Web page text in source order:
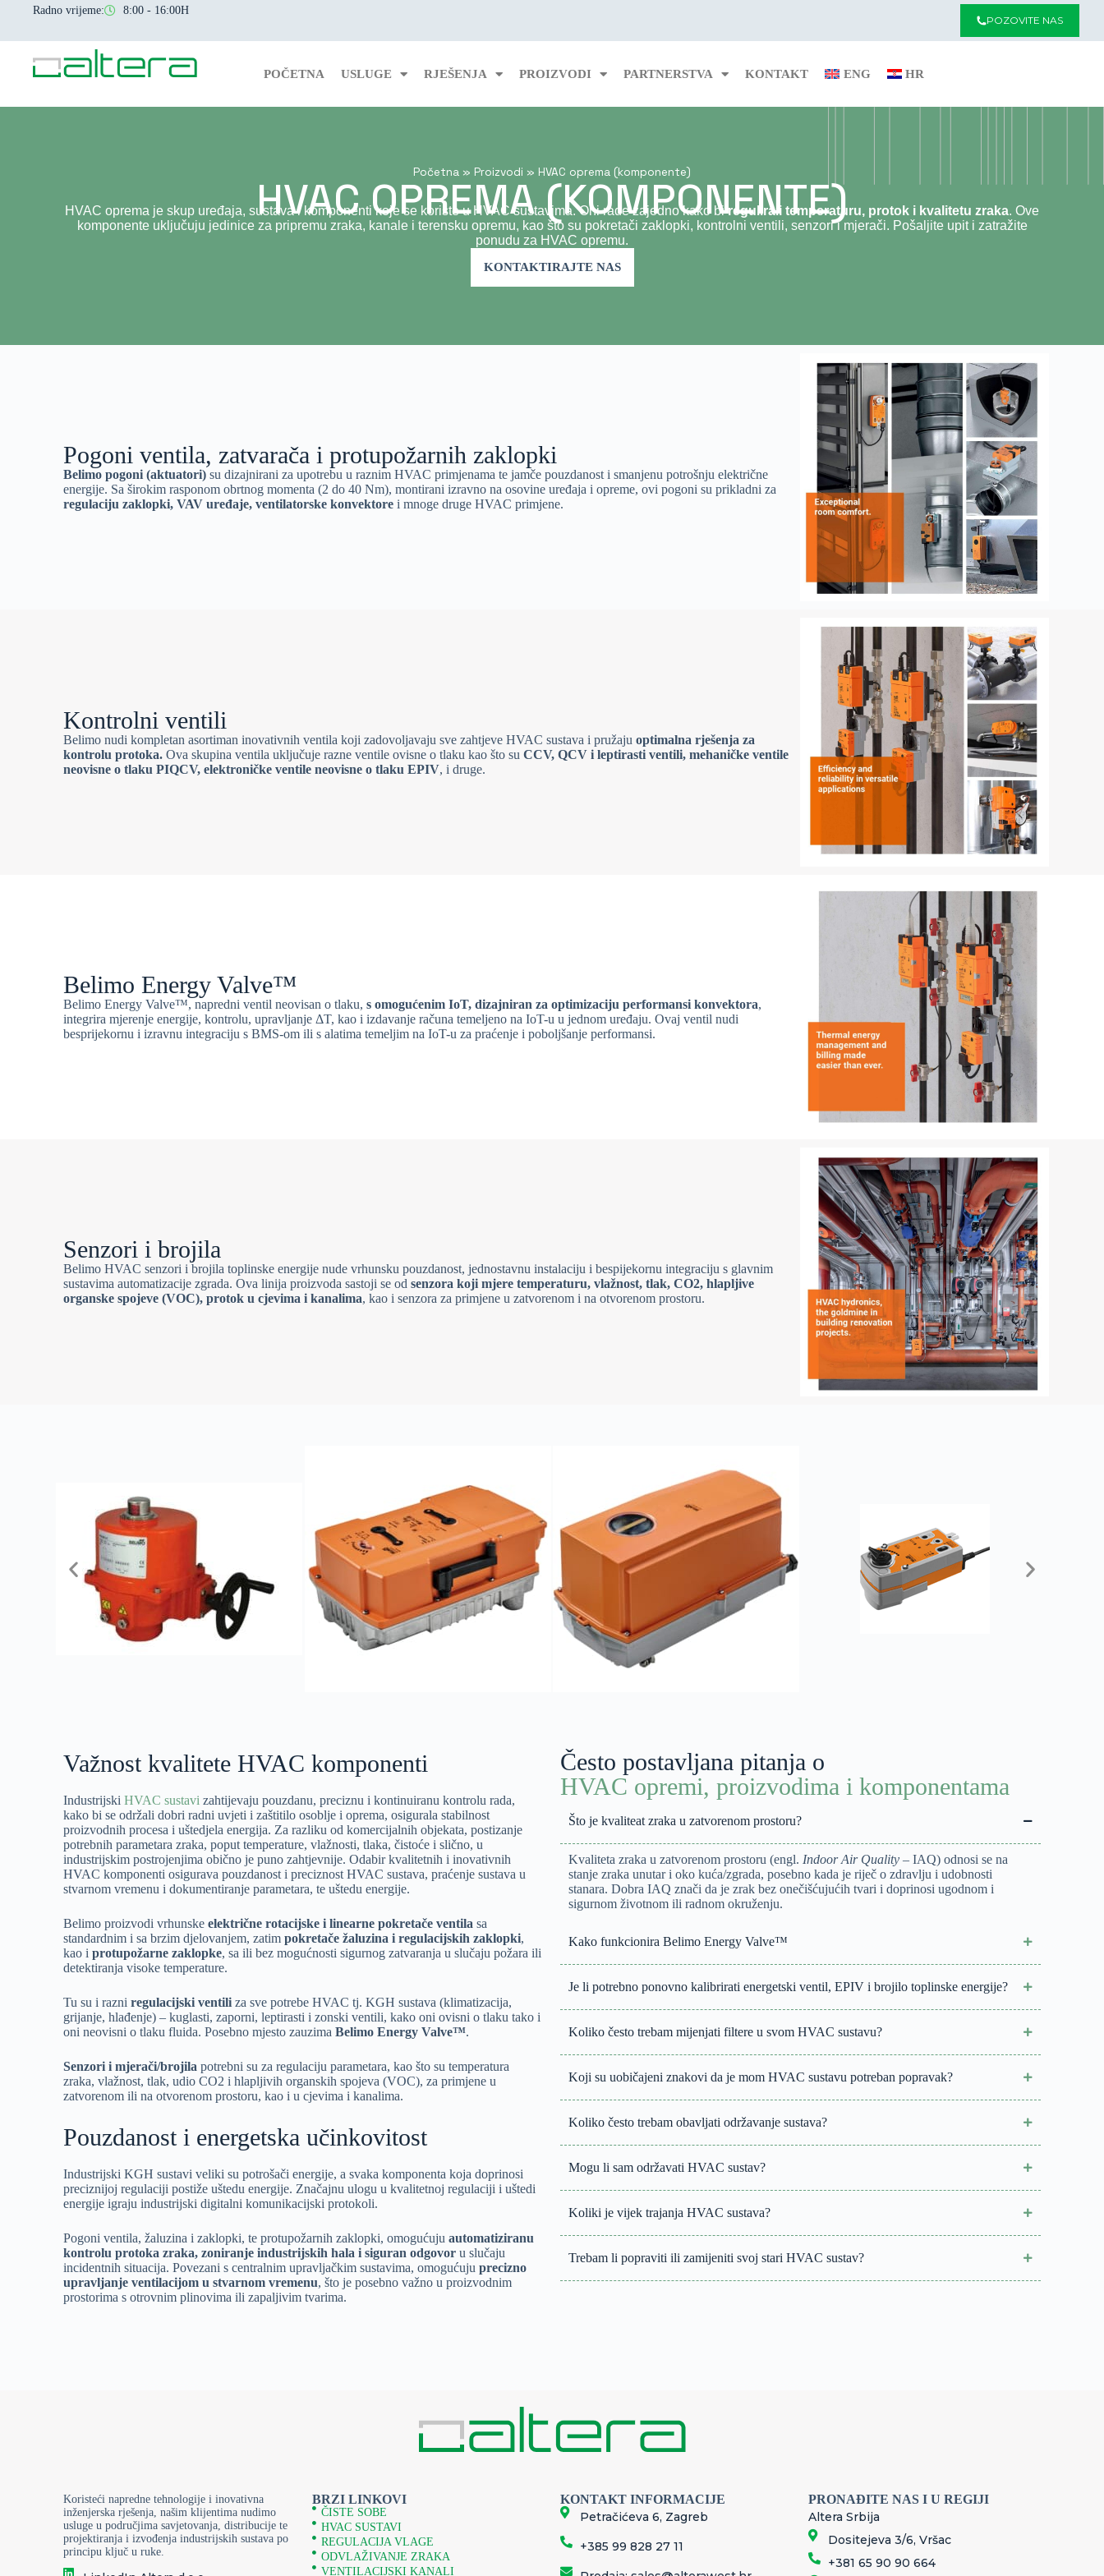
Radno vrijeme:
8:00 - 16:00H
POZOVITE NAS
POČETNA USLUGE RJEŠENJA PROIZVODI PARTNERSTVA KONTAKT ENG HR
Početna » Proizvodi » HVAC oprema (komponente)
HVAC OPREMA (KOMPONENTE)
HVAC oprema je skup uređaja, sustava i komponenti koje se koriste u HVAC sustavima. Oni rade zajedno kako biregulirali temperaturu, protok i kvalitetu zraka. Ove
komponente uključuju jedinice za pripremu zraka, kanale i terensku opremu, kao što su pokretači zaklopki, kontrolni ventili, senzori i mjerači. Pošaljite upit i zatražite
ponudu za HVAC opremu.
KONTAKTIRAJTE NAS
Pogoni ventila, zatvarača i protupožarnih zaklopki
Belimo pogoni (aktuatori) su dizajnirani za upotrebu u raznim HVAC primjenama te jamče pouzdanost i smanjenu potrošnju električne
energije. Sa širokim rasponom obrtnog momenta (2 do 40 Nm), montirani izravno na osovine uređaja i opreme, ovi pogoni su prikladni za
regulaciju zaklopki, VAV uređaje, ventilatorske konvektore i mnoge druge HVAC primjene.
Kontrolni ventili
Belimo nudi kompletan asortiman inovativnih ventila koji zadovoljavaju sve zahtjeve HVAC sustava i pružajuoptimalna rješenja za
kontrolu protoka. Ova skupina ventila uključuje razne ventile ovisne o tlaku kao što suCCV, QCV i leptirasti ventili, mehaničke ventile
neovisne o tlaku PIQCV, elektroničke ventile neovisne o tlaku EPIV, i druge.
Belimo Energy Valve™
Belimo Energy Valve™, napredni ventil neovisan o tlaku,s omogućenim IoT, dizajniran za optimizaciju performansi konvektora,
integrira mjerenje energije, kontrolu, upravljanje ΔT, kao i izdavanje računa temeljeno na IoT-u u jednom uređaju. Ovaj ventil nudi
besprijekornu i izravnu integraciju s BMS-om ili s alatima temeljim na IoT-u za praćenje i poboljšanje performansi.
Senzori i brojila
Belimo HVAC senzori i brojila toplinske energije nude vrhunsku pouzdanost, jednostavnu instalaciju i bespijekornu integraciju s glavnim
sustavima automatizacije zgrada. Ova linija proizvoda sastoji se odsenzora koji mjere temperaturu, vlažnost, tlak, CO2, hlapljive
organske spojeve (VOC), protok u cjevima i kanalima, kao i senzora za primjene u zatvorenom i na otvorenom prostoru.
Važnost kvalitete HVAC komponenti
IndustrijskiHVAC sustavi zahtijevaju pouzdanu, preciznu i kontinuiranu kontrolu rada,
kako bi se održali dobri radni uvjeti i zaštitilo osoblje i oprema, osigurala stabilnost
proizvodnih procesa i uštedjela energija. Za razliku od komercijalnih objekata, postizanje
potrebnih parametara zraka, poput temperature, vlažnosti, tlaka, čistoće i slično, u
industrijskim postrojenjima obično je puno zahtjevnije. Odabir kvalitetnih i inovativnih
HVAC komponenti osigurava pouzdanost i preciznost HVAC sustava, praćenje sustava u
stvarnom vremenu i dokumentiranje parametara, te uštedu energije.
Belimo proizvodi vrhunskeelektrične rotacijske i linearne pokretače ventila sa
standardnim i sa brzim djelovanjem, zatimpokretače žaluzina i regulacijskih zaklopki,
kao iprotupožarne zaklopke, sa ili bez mogućnosti sigurnog zatvaranja u slučaju požara ili
detektiranja visoke temperature.
Tu su i razniregulacijski ventili za sve potrebe HVAC tj. KGH sustava (klimatizacija,
grijanje, hlađenje) – kuglasti, zaporni, leptirasti i zonski ventili, kako oni ovisni o tlaku tako i
oni neovisni o tlaku fluida. Posebno mjesto zauzimaBelimo Energy Valve™.
Senzori i mjerači/brojila potrebni su za regulaciju parametara, kao što su temperatura
zraka, vlažnost, tlak, udio CO2 i hlapljivih organskih spojeva (VOC), za primjene u
zatvorenom ili na otvorenom prostoru, kao i u cjevima i kanalima.
Pouzdanost i energetska učinkovitost
Industrijski KGH sustavi veliki su potrošači energije, a svaka komponenta koja doprinosi
preciznijoj regulaciji postiže uštedu energije. Značajnu ulogu u kvalitetnoj regulaciji i uštedi
energije igraju industrijski digitalni komunikacijski protokoli.
Pogoni ventila, žaluzina i zaklopki, te protupožarnih zaklopki, omogućujuautomatiziranu
kontrolu protoka zraka, zoniranje industrijskih hala i siguran odgovoru slučaju
incidentnih situacija. Povezani s centralnim upravljačkim sustavima, omogućujuprecizno
upravljanje ventilacijom u stvarnom vremenu, što je posebno važno u proizvodnim
prostorima s otrovnim plinovima ili zapaljivim tvarima.
Komunikacijski protokoli HVAC sustava
nadzirati, kontrolirati i održavati. Integratori sustava mogu u potpunosti iskoristiti fleksibilno
upravljanje i podatke s opreme na terenu pomoću ugrađenih digitalnih komunikacijskih
protokola.Sustav upravljanja zgradama (Building Management System)
informacije izravno s pokretača i senzora, omogućujući integratoru sustava integratoru
korištenje postojećeg industrijskog softvera za obavljanje svih potrebnih postavki uređaja,
nadzora i upravljačkih funkcija.
Često postavljana pitanja o
HVAC opremi, proizvodima i komponentama
Što je kvaliteat zraka u zatvorenom prostoru?
Kvaliteta zraka u zatvorenom prostoru (engl. Indoor Air Quality – IAQ) odnosi se na
stanje zraka unutar i oko kuća/zgrada, posebno kada je riječ o zdravlju i udobnosti
stanara. Dobra IAQ znači da je zrak bez onečišćujućih tvari i doprinosi ugodnom i
sigurnom životnom ili radnom okruženju.
Kako funkcionira Belimo Energy Valve™
Je li potrebno ponovno kalibrirati energetski ventil, EPIV i brojilo toplinske energije?
Koliko često trebam mijenjati filtere u svom HVAC sustavu?
Koji su uobičajeni znakovi da je mom HVAC sustavu potreban popravak?
Koliko često trebam obavljati održavanje sustava?
Mogu li sam održavati HVAC sustav?
Koliki je vijek trajanja HVAC sustava?
Trebam li popraviti ili zamijeniti svoj stari HVAC sustav?
Koristeći napredne tehnologije i inovativna
inženjerska rješenja, našim klijentima nudimo
usluge u područjima savjetovanja, distribucije te
projektiranja i izvođenja industrijskih sustava po
principu ključ u ruke.
BRZI LINKOVI
ČISTE SOBE
HVAC SUSTAVI
REGULACIJA VLAGE
ODVLAŽIVANJE ZRAKA
VENTILACIJSKI KANALI
KONTAKT INFORMACIJE
Petračićeva 6, Zagreb
+385 99 828 27 11
PRONAĐITE NAS I U REGIJI
Altera Srbija
Dositejeva 3/6, Vršac
+381 65 90 90 664